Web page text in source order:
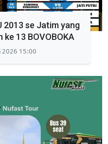
2013 se Jatim yang
ke 13 BOVOBOKA
2026 15:00